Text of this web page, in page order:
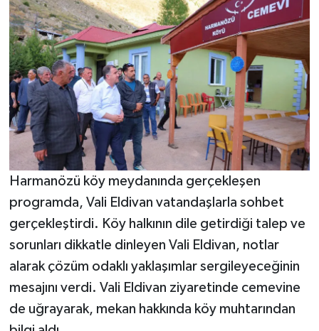
Harmanözü köy meydanında gerçekleşen
programda, Vali Eldivan vatandaşlarla sohbet
gerçekleştirdi. Köy halkının dile getirdiği talep ve
sorunları dikkatle dinleyen Vali Eldivan, notlar
alarak çözüm odaklı yaklaşımlar sergileyeceğinin
mesajını verdi. Vali Eldivan ziyaretinde cemevine
de uğrayarak, mekan hakkında köy muhtarından